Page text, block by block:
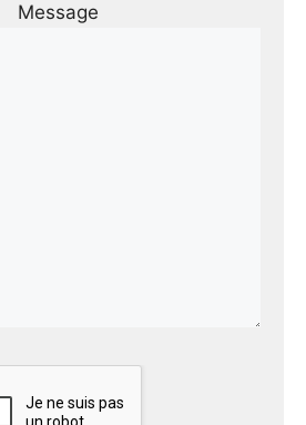
Message